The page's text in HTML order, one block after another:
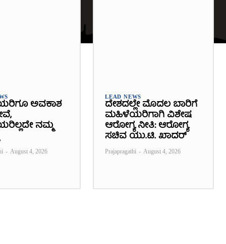
ಅವಕಾಶ
ನಮ್ಮ
- August 4, 2026
LEAD NEWS
ದೇಶದಲ್ಲೇ ಮೊದಲ ಬಾರಿಗೆ
ಮಹಿಳೆಯರಿಗಾಗಿ ವಿಶೇಷ
ಆರೋಗ್ಯ ನೀತಿ: ಆರೋಗ್ಯ
ಸಚಿವ ಯು.ಟಿ. ಖಾದರ್
Prajapragathi - August 4, 2026